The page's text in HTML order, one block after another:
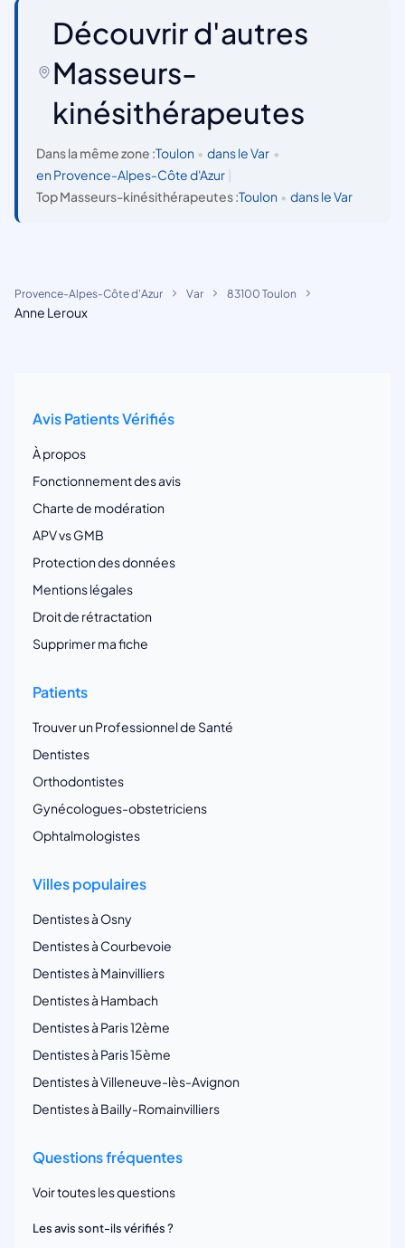
Découvrir d'autres
Masseurs-
kinésithérapeutes
Dans la même zone :Toulon • dans le Var •
en Provence-Alpes-Côte d'Azur
Top Masseurs-kinésithérapeutes :Toulon • dans le Var
Provence-Alpes-Côte d'Azur Var 83100 Toulon
Anne Leroux
Avis Patients Vérifiés
À propos
Fonctionnement des avis
Charte de modération
APV vs GMB
Protection des données
Mentions légales
Droit de rétractation
Supprimer ma fiche
Patients
Trouver un Professionnel de Santé
Dentistes
Orthodontistes
Gynécologues-obstetriciens
Ophtalmologistes
Villes populaires
Dentistes à Osny
Dentistes à Courbevoie
Dentistes à Mainvilliers
Dentistes à Hambach
Dentistes à Paris 12ème
Dentistes à Paris 15ème
Dentistes à Villeneuve-lès-Avignon
Dentistes à Bailly-Romainvilliers
Questions fréquentes
Voir toutes les questions
Les avis sont-ils vérifiés ?